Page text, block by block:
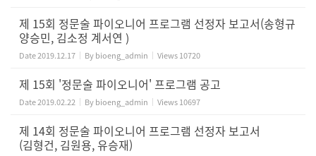
제 15회 정문술 파이오니어 프로그램 선정자 보고서(송형규
양승민, 김소정 계서연 )
Date2019.12.17 Bybioeng_admin Views10720
제 15회 '정문술 파이오니어' 프로그램 공고
Date2019.02.22 Bybioeng_admin Views10697
제 14회 정문술 파이오니어 프로그램 선정자 보고서
(김형건, 김원용, 유승재)